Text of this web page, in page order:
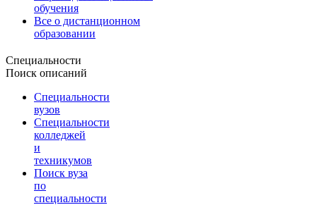
обучения
Все о дистанционном
образовании
Специальности
Поиск описаний
Специальности
вузов
Специальности
колледжей
и
техникумов
Поиск вуза
по
специальности